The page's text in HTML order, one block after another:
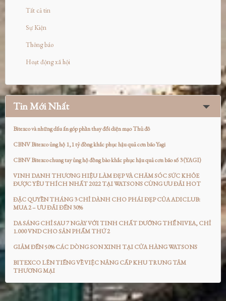
Tất cả tin
Sự Kiện
Thông báo
Hoạt động xã hội
Tin Mới Nhất
Bitexco và những dấu ấn góp phần thay đổi diện mạo Thủ đô
CBNV Bitexco ủng hộ 1,1 tỷ đồng khắc phục hậu quả cơn bão Yagi
CBNV Bitexco chung tay ủng hộ đồng bào khắc phục hậu quả cơn bão số 3 (YAGI)
VINH DANH THƯƠNG HIỆU LÀM ĐẸP VÀ CHĂM SÓC SỨC KHỎE
ĐƯỢC YÊU THÍCH NHẤT 2022 TẠI WATSONS CÙNG ƯU ĐÃI HOT
ĐẶC QUYỀN THÁNG 3 CHỈ DÀNH CHO PHÁI ĐẸP CỦA ADICLUB:
MUA 2 – ƯU ĐÃI ĐẾN 30%
DA SÁNG CHỈ SAU 7 NGÀY VỚI TINH CHẤT DƯỠNG THỂ NIVEA, CHỈ
1.000 VND CHO SẢN PHẨM THỨ 2
GIẢM ĐẾN 50% CÁC DÒNG SON XINH TẠI CỬA HÀNG WATSONS
BITEXCO LÊN TIẾNG VỀ VIỆC NÂNG CẤP KHU TRUNG TÂM
THƯƠNG MẠI